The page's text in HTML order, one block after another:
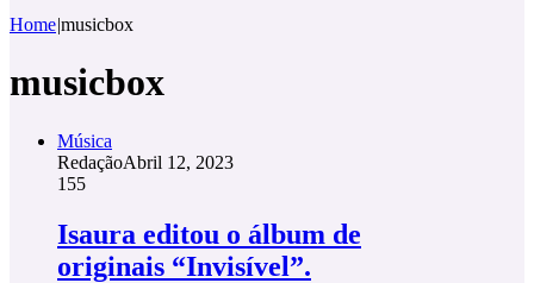
Home|musicbox
musicbox
Música
RedaçãoAbril 12, 2023
155
Isaura editou o álbum de
originais “Invisível”.